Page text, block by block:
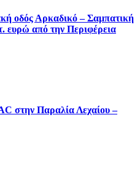
οδός Αρκαδικό – Σαμπατική
ευρώ από την Περιφέρεια
στην Παραλία Λεχαίου –